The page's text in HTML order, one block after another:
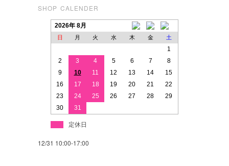
SHOP CALENDER
2026年 8月
日 月 火 水 木 金 土
1
2
3 4 5 6 7
8
9
10 11 12 13 14
15
16
17 18 19 20 21
22
23
24 25 26 27 28
29
30
31
定休日
12/31 10:00-17:00